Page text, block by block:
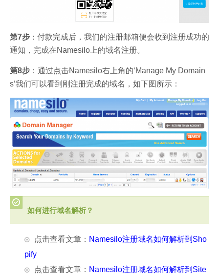
第7步 ： 付款完成后，我们的注册邮箱便会收到注册成功的
通知，完成在Namesilo上的域名注册。
第8步 ：通过点击Namesilo右上角的‘Manage My Domain
s’我们可以看到刚注册完成的域名，如下图所示：
如何进行域名解析？
点击查看文章： Namesilo注册域名如何解析到Sho
pify
点击查看文章： Namesilo注册域名如何解析到Site